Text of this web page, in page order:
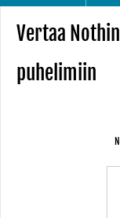
Vertaa
puhelimiin